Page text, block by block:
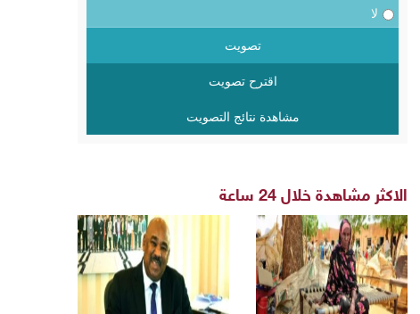
لا
تصويت
اقترح تصويت
مشاهدة نتائج التصويت
الاكثر مشاهدة خلال 24 ساعة